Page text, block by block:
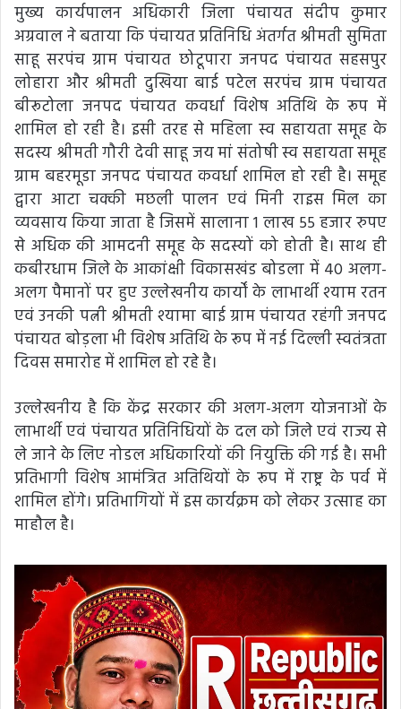
मुख्य कार्यपालन अधिकारी जिला पंचायत संदीप कुमार
अग्रवाल ने बताया कि पंचायत प्रतिनिधि अंतर्गत श्रीमती सुमिता
साहू सरपंच ग्राम पंचायत छोटूपारा जनपद पंचायत सहसपुर
लोहारा और श्रीमती दुखिया बाई पटेल सरपंच ग्राम पंचायत
बीरूटोला जनपद पंचायत कवर्धा विशेष अतिथि के रूप में
शामिल हो रही है। इसी तरह से महिला स्व सहायता समूह के
सदस्य श्रीमती गौरी देवी साहू जय मां संतोषी स्व सहायता समूह
ग्राम बहरमूडा जनपद पंचायत कवर्धा शामिल हो रही है। समूह
द्वारा आटा चक्की मछली पालन एवं मिनी राइस मिल का
व्यवसाय किया जाता है जिसमें सालाना 1 लाख 55 हजार रुपए
से अधिक की आमदनी समूह के सदस्यों को होती है। साथ ही
कबीरधाम जिले के आकांक्षी विकासखंड बोडला में 40 अलग-
अलग पैमानों पर हुए उल्लेखनीय कार्यों के लाभार्थी श्याम रतन
एवं उनकी पत्नी श्रीमती श्यामा बाई ग्राम पंचायत रहंगी जनपद
पंचायत बोड़ला भी विशेष अतिथि के रूप में नई दिल्ली स्वतंत्रता
दिवस समारोह में शामिल हो रहे है।
उल्लेखनीय है कि केंद्र सरकार की अलग-अलग योजनाओं के
लाभार्थी एवं पंचायत प्रतिनिधियों के दल को जिले एवं राज्य से
ले जाने के लिए नोडल अधिकारियों की नियुक्ति की गई है। सभी
प्रतिभागी विशेष आमंत्रित अतिथियों के रूप में राष्ट्र के पर्व में
शामिल होंगे। प्रतिभागियों में इस कार्यक्रम को लेकर उत्साह का
माहौल है।